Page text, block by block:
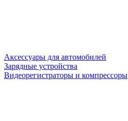
Аксессуары для автомобилей
Зарядные устройства
Видеорегистраторы и компрессоры